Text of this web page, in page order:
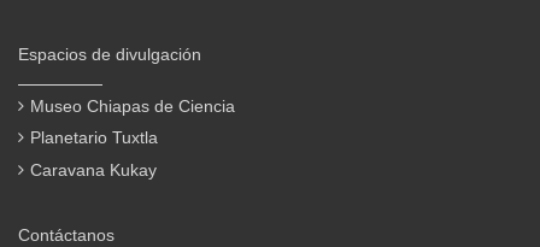
Espacios de divulgación
Museo Chiapas de Ciencia
Planetario Tuxtla
Caravana Kukay
Contáctanos